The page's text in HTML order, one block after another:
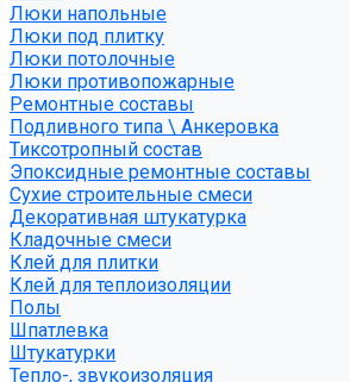
Люки напольные
Люки под плитку
Люки потолочные
Люки противопожарные
Ремонтные составы
Подливного типа \ Анкеровка
Тиксотропный состав
Эпоксидные ремонтные составы
Сухие строительные смеси
Декоративная штукатурка
Кладочные смеси
Клей для плитки
Клей для теплоизоляции
Полы
Шпатлевка
Штукатурки
Тепло-, звукоизоляция